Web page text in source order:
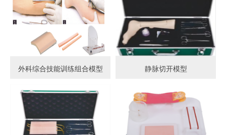
外科综合技能训练组合模型 静脉切开模型